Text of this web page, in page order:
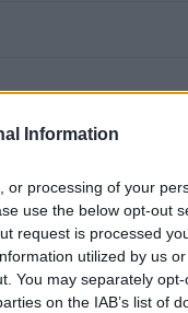
Information
or processing of your
use the below opt-out
request is processed
utilized by us
You may separately
on the IAB’s list of